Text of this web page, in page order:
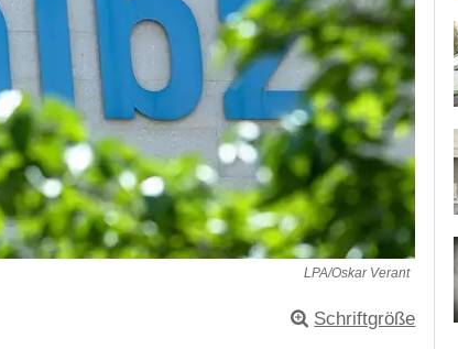
LPA/Oskar Verant
Schriftgröße